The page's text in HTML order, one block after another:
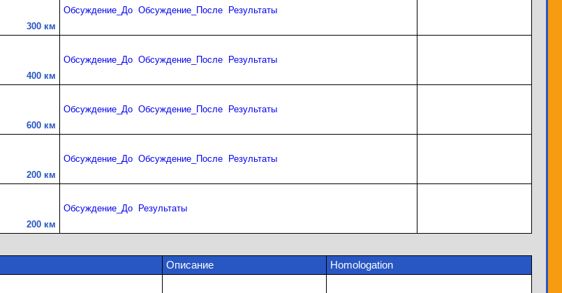
300 км
Обсуждение_До Обсуждение_После Результаты
400 км
Обсуждение_До Обсуждение_После Результаты
600 км
Обсуждение_До Обсуждение_После Результаты
200 км
Обсуждение_До Обсуждение_После Результаты
200 км
Обсуждение_До Результаты
Описание Homologation